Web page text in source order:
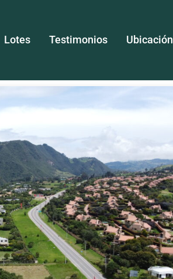
Lotes Testimonios Ubicación